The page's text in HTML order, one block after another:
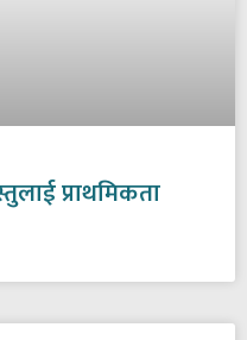
प्राथमिकता